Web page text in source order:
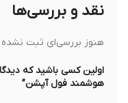
نقد و بررسی‌ها
هنوز بررسی‌ای ثبت نشده
اولین کسی باشید که
هوشمند فول آپشن”